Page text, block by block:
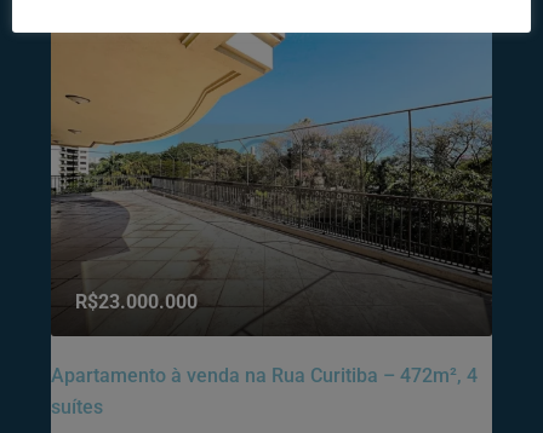
R$23.000.000
Apartamento à venda na Rua Curitiba – 472m², 4
suítes